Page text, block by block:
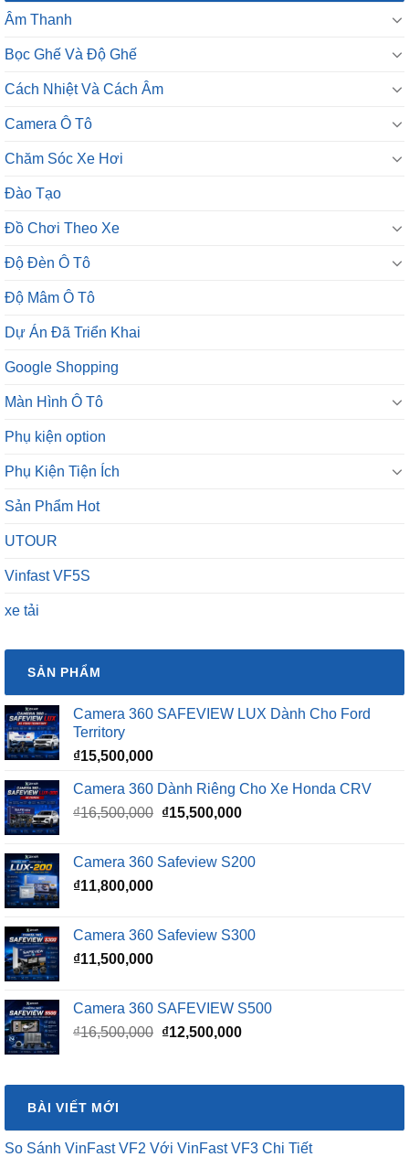
Âm Thanh
Bọc Ghế Và Độ Ghế
Cách Nhiệt Và Cách Âm
Camera Ô Tô
Chăm Sóc Xe Hơi
Đào Tạo
Đồ Chơi Theo Xe
Độ Đèn Ô Tô
Độ Mâm Ô Tô
Dự Án Đã Triển Khai
Google Shopping
Màn Hình Ô Tô
Phụ kiện option
Phụ Kiện Tiện Ích
Sản Phẩm Hot
UTOUR
Vinfast VF5S
xe tải
SẢN PHẨM
Camera 360 SAFEVIEW LUX Dành Cho Ford
Territory
₫15,500,000
Camera 360 Dành Riêng Cho Xe Honda CRV
₫16,500,000 Giá
₫16,500,000.
₫15,500,000Giá
là:
Camera 360 Safeview S200
₫11,800,000
Camera 360 Safeview S300
₫11,500,000
Camera 360 SAFEVIEW S500
₫16,500,000 Giá
₫16,500,000.
₫12,500,000Giá
là:
BÀI VIẾT MỚI
So Sánh VinFast VF2 Với VinFast VF3 Chi Tiết